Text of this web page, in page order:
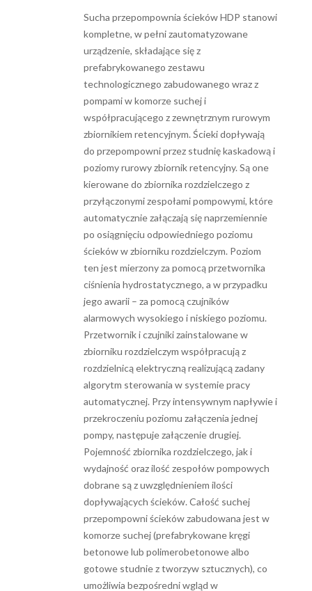
Sucha przepompownia ścieków HDP stanowi
kompletne, w pełni zautomatyzowane
urządzenie, składające się z
prefabrykowanego zestawu
technologicznego zabudowa­nego wraz z
pompami w komorze suchej i
współpracującego z zewnętrznym rurowym
zbiornikiem retencyjnym. Ścieki dopływają
do przepompowni przez studnię kaskadową i
poziomy rurowy zbiornik retencyjny. Są one
kierowane do zbiornika rozdzielczego z
przyłączonymi zespołami pompowymi, które
automatycznie załączają się naprzemiennie
po osiągnięciu odpowiedniego poziomu
ścieków w zbiorniku rozdzielczym. Poziom
ten jest mierzony za pomocą przetwornika
ciśnienia hydrostatycznego, a w przypadku
jego awarii – za pomocą czujników
alarmowych wysokiego i niskiego poziomu.
Przetwornik i czujniki zainstalowane w
zbiorniku rozdzielczym współpra­cują z
rozdzielnicą elektryczną realizującą zadany
algorytm sterowania w systemie pracy
automatycznej. Przy intensywnym napływie i
przekroczeniu poziomu załączenia jednej
pompy, następuje załączenie drugiej.
Pojemność zbiornika rozdzielczego, jak i
wydajność oraz ilość zespołów pompowych
dobrane są z uwzględnieniem ilości
dopływających ścieków. Całość suchej
przepompowni ścieków zabudowana jest w
komorze suchej (prefabryko­wane kręgi
betonowe lub polimerobetonowe albo
gotowe studnie z tworzyw sztucznych), co
umożliwia bezpośredni wgląd w